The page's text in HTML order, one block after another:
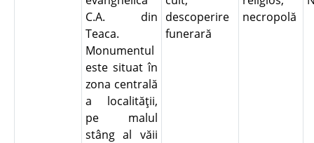
C.A. din
Teaca.
Monumentul
este situat în
zona centrală
a localităţii,
pe malul
stâng al văii
descoperire
funerară
necropolă